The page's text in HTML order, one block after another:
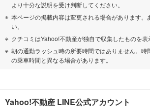
より十分な説明を受け判断してください。
本ページの掲載内容は変更される場合があります。
い。
クチコミはYahoo!不動産が独自で収集したものを表
朝の通勤ラッシュ時の所要時間ではありません。時
の乗車時間と異なる場合があります。
Yahoo!不動産 LINE公式アカウント